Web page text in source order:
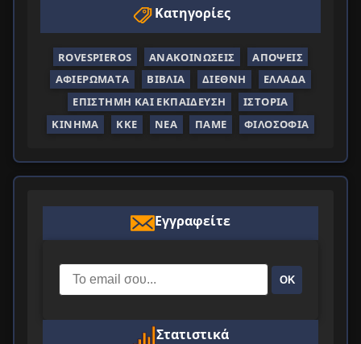
Κατηγορίες
ROVESPIEROS ΑΝΑΚΟΙΝΏΣΕΙΣ
ΑΠΌΨΕΙΣ
ΑΦΙΕΡΏΜΑΤΑ
ΒΙΒΛΊΑ ΔΙΕΘΝΉ
ΕΛΛΆΔΑ
ΕΠΙΣΤΉΜΗ ΚΑΙ ΕΚΠΑΊΔΕΥΣΗ
ΙΣΤΟΡΊΑ
ΚΊΝΗΜΑ
ΚΚΕ ΝΈΑ ΠΑΜΕ ΦΙΛΟΣΟΦΊΑ
Εγγραφείτε
ΟΚ
Στατιστικά